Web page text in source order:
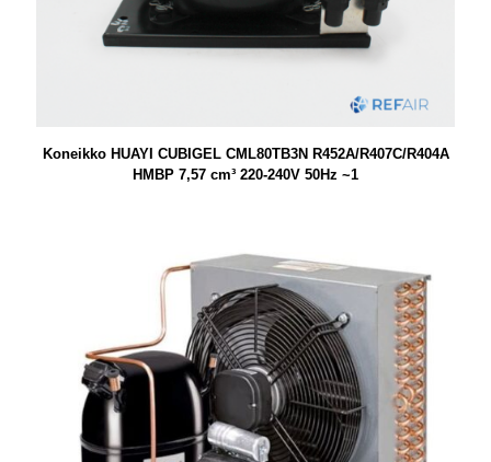
Koneikko HUAYI CUBIGEL CML80TB3N R452A/R407C/R404A
HMBP 7,57 cm³ 220-240V 50Hz ~1